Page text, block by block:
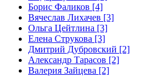
Борис Фаликов [4]
Вячеслав Лихачев [3]
Ольга Цейтлина [3]
Елена Струкова [3]
Дмитрий Дубровский [2]
Александр Тарасов [2]
Валерия Зайцева [2]